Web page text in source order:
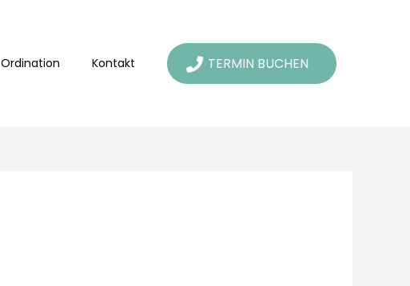
Ordination Kontakt TERMIN BUCHEN